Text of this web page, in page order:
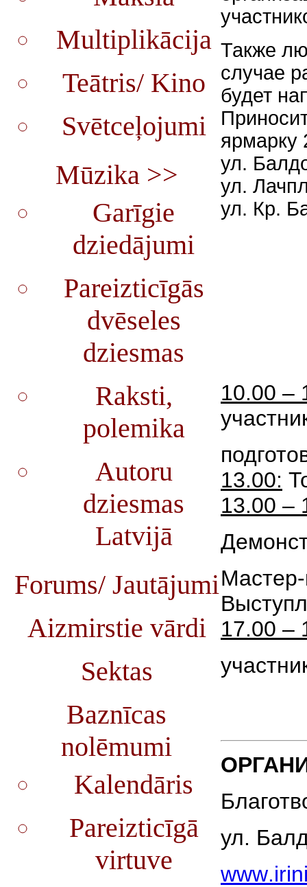
Multiplikācija
Teātris/ Kino
Svētceļojumi
Mūzika >>
Garīgie
dziedājumi
Pareizticīgās
dvēseles
dziesmas
Raksti,
polemika
Autoru
dziesmas
Latvijā
Forums/ Jautājumi
Aizmirstie vārdi
Sektas
Baznīcas
nolēmumi
Kalendāris
Pareizticīgā
virtuve
Также
случае
будет
ярмарку
ул.
ул.
ул. Кр.
10.00 –
13.00:
13.00 –
17.00 –
ул.
www.